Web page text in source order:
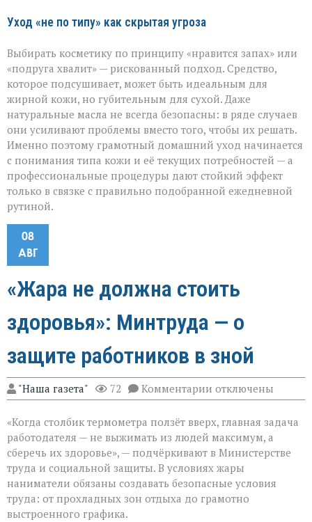
Уход «не по типу» как скрытая угроза
Выбирать косметику по принципу «нравится запах» или
«подруга хвалит» — рискованный подход. Средство,
которое подсушивает, может быть идеальным для
жирной кожи, но губительным для сухой. Даже
натуральные масла не всегда безопасны: в ряде случаев
они усиливают проблемы вместо того, чтобы их решать.
Именно поэтому грамотный домашний уход начинается
с понимания типа кожи и её текущих потребностей — а
профессиональные процедуры дают стойкий эффект
только в связке с правильно подобранной ежедневной
рутиной.
08
АВГ
«Жара не должна стоить
здоровья»: Минтруда — о
защите работников в зной
"Наша газета" 72 Комментарии к
записи
не
должна
стоить
здоровья»:
Минтруда — о
защите
работников
в
отключены
«Когда столбик термометра ползёт вверх, главная задача
работодателя — не выжимать из людей максимум, а
сберечь их здоровье», — подчёркивают в Министерстве
труда и социальной защиты. В условиях жары
наниматели обязаны создавать безопасные условия
труда: от прохладных зон отдыха до грамотно
выстроенного графика.